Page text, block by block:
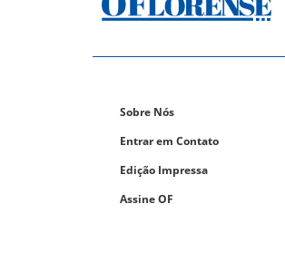
Sobre Nós
Entrar em Contato
Edição Impressa
Assine OF